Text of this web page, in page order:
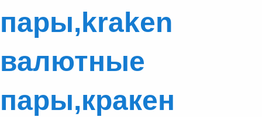
пары,kraken
валютные
пары,кракен